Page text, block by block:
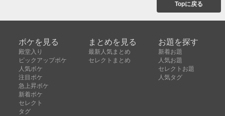
Topに戻る
ボケを見る
殿堂入り
ピックアップボケ
人気ボケ
注目ボケ
急上昇ボケ
新着ボケ
セレクト
タグ
まとめを見る
最新人気まとめ
セレクトまとめ
お題を探す
新着お題
人気お題
セレクトお題
人気タグ